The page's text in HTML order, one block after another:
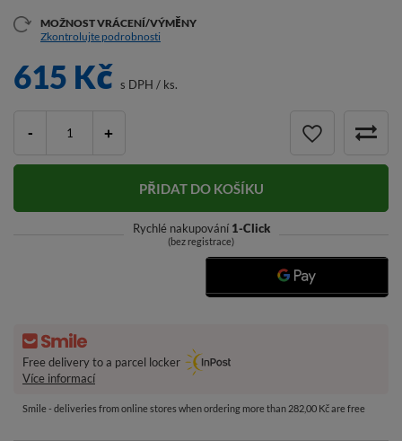
615 Kč s DPH / ks.
- +
PŘIDAT DO KOŠÍKU
Rychlé nakupování 1-Click
(bez registrace)
MOŽNOST VRÁCENÍ/VÝMĚNY
Zkontrolujte podrobnosti
Free delivery to a parcel locker
Více informací
Smile - deliveries from online stores when ordering more than 282,00 Kč are free